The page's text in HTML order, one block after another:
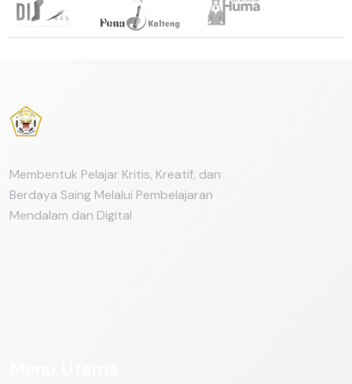
Membentuk Pelajar Kritis, Kreatif, dan
Berdaya Saing Melalui Pembelajaran
Mendalam dan Digital